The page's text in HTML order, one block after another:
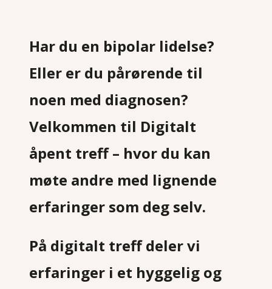
Har du en bipolar lidelse?
Eller er du pårørende til
noen med diagnosen?
Velkommen til Digitalt
åpent treff – hvor du kan
møte andre med lignende
erfaringer som deg selv.
På digitalt treff deler vi
erfaringer i et hyggelig og